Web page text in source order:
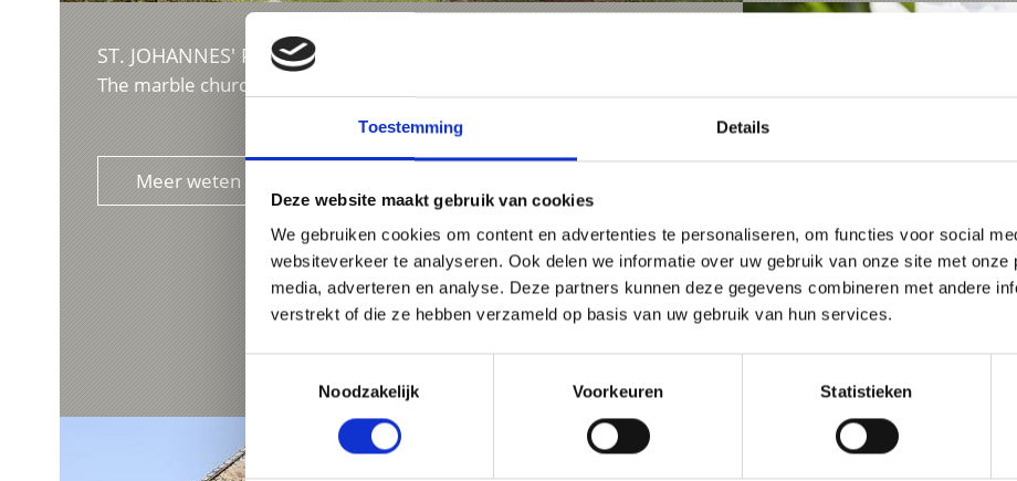
Toestemming Details
Deze website maakt gebruik van cookies
We gebruiken cookies om content en advertenties te personaliseren, om functies voor social
websiteverkeer te analyseren. Ook delen we informatie over uw gebruik van onze site met onze
media, adverteren en analyse. Deze partners kunnen deze gegevens combineren met andere
verstrekt of die ze hebben verzameld op basis van uw gebruik van hun services.
Noodzakelijk
Voorkeuren Statistieken
ST. JOHANNES' PARISH CHURCH, LASA/LAAS
The marble church of Laas.
Meer weten